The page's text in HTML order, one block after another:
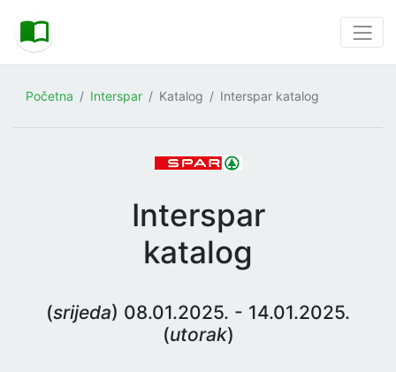
Početna Interspar Katalog Interspar katalog
Interspar
katalog
(srijeda) 08.01.2025. - 14.01.2025.
(utorak)